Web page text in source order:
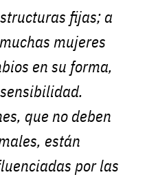
fijas; a
mujeres
en su forma,
que no deben
están
por las